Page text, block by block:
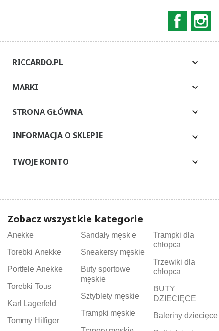
RICCARDO.PL 
MARKI 
STRONA GŁÓWNA 
INFORMACJA O SKLEPIE 
TWOJE KONTO 
Zobacz wszystkie kategorie
Anekke
Torebki Anekke
Portfele Anekke
Torebki Tous
Karl Lagerfeld
Tommy Hilfiger
Sandały męskie
Sneakersy męskie
Buty sportowe
męskie
Sztyblety męskie
Trampki męskie
Trampki dla
chłopca
Trzewiki dla
chłopca
BUTY
DZIECIĘCE
Baleriny dziecięce